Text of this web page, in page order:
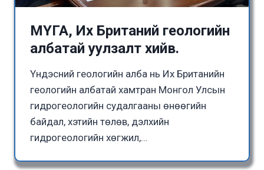
МҮГА, Их Британий геологийн
албатай уулзалт хийв.
Үндэсний геологийн алба нь Их Британийн
геологийн албатай хамтран Монгол Улсын
гидрогеологийн судалгааны өнөөгийн
байдал, хэтийн төлөв, дэлхийн
гидрогеологийн хөгжил,…